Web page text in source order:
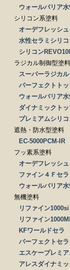
ウォールバリア水
シリコン系塗料
オーデフレッシュ
水性セラミシリ
シリコン
ラジカル制御型塗料
スーパーラジカ
パーフェクトト
ウォールバリア水
ダイナミックト
プレミアムシリ
遮熱・防水型塗料
EC-5000PCM-IR
フッ素系塗料
オーデフレッシュ
ファイン４Ｆセ
ウォールバリア水
無機塗料
リファイン1000si
リファイン
KFワールドセラ
パーフェクトセ
エスケープレミ
アレスダイナミ